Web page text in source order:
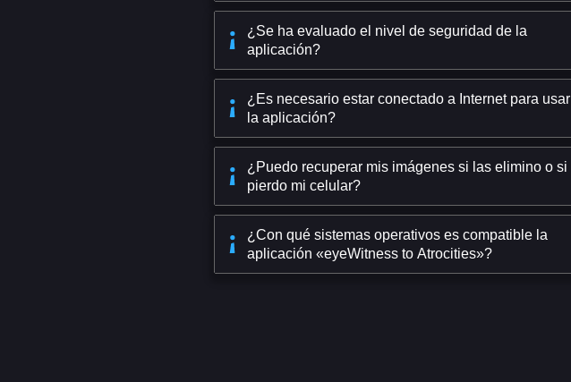
¿Se ha evaluado el nivel de seguridad de la
aplicación?
¿Es necesario estar conectado a Internet para usar
la aplicación?
¿Puedo recuperar mis imágenes si las elimino o si
pierdo mi celular?
¿Con qué sistemas operativos es compatible la
aplicación «eyeWitness to Atrocities»?